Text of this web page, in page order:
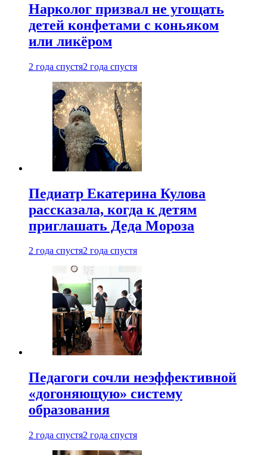
Нарколог призвал не угощать
детей конфетами с коньяком
или ликёром
2 года спустя2 года спустя
Педиатр Екатерина Кулова
рассказала, когда к детям
приглашать Деда Мороза
2 года спустя2 года спустя
Педагоги сочли неэффективной
«догоняющую» систему
образования
2 года спустя2 года спустя